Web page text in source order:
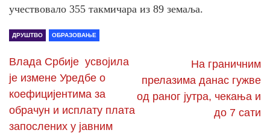
учествовало 355 такмичара из 89 земаља.
ДРУШТВО ОБРАЗОВАЊЕ
Влада Србије усвојила
је измене Уредбе о
коефицијентима за
обрачун и исплату плата
запослених у јавним
На граничним
прелазима данас гужве
од раног јутра, чекања и
до 7 сати